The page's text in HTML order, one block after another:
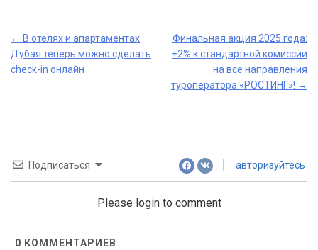
Post
navigation
← В отелях и апартаментах
Дубая теперь можно сделать
check-in онлайн
Финальная акция 2025 года:
+2% к стандартной комиссии
на все направления
туроператора «РОСТИНГ»! →
Подписаться авторизуйтесь
Please login to comment
0 КОММЕНТАРИЕВ